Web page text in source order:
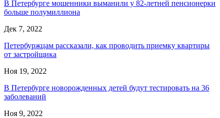
В Петербурге мошенники выманили у 82-летней пенсионерки
больше полумиллиона
Дек 7, 2022
Петербуржцам рассказали, как проводить приемку квартиры
от застройщика
Ноя 19, 2022
В Петербурге новорожденных детей будут тестировать на 36
заболеваний
Ноя 9, 2022